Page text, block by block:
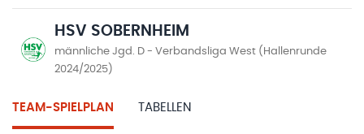
HSV SOBERNHEIM
männliche Jgd. D - Verbandsliga West (Hallenrunde
2024/2025)
TEAM-SPIELPLAN TABELLEN